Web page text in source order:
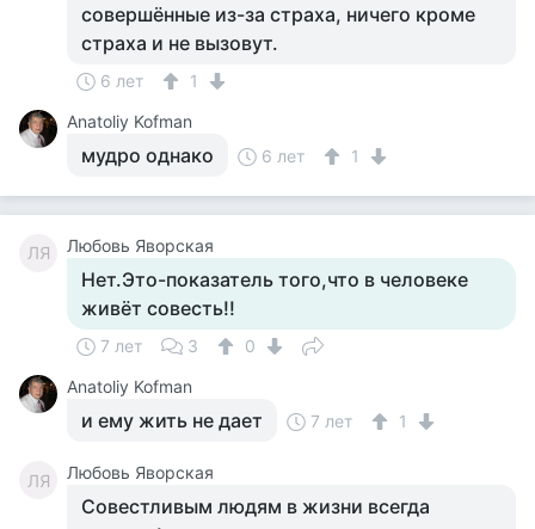
совершённые из-за страха, ничего кроме
страха и не вызовут.
6 лет
1
Anatoliy Kofman
мудро однако 6 лет 1
ЛЯ Любовь Яворская
Нет.Это-показатель того,что в человеке
живёт совесть!!
7 лет 3
0
Anatoliy Kofman
и ему жить не дает 7 лет 1
ЛЯ Любовь Яворская
Совестливым людям в жизни всегда